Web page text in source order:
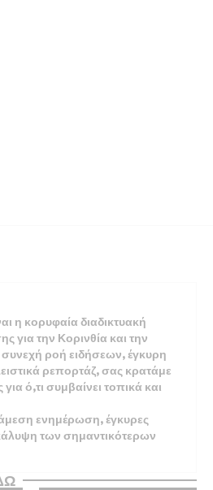
η κορυφαία διαδικτυακή
για την Κορινθία και την
ροή ειδήσεων, έγκυρη
ρεπορτάζ, σας κρατάμε
ό,τι συμβαίνει τοπικά και
ενημέρωση, έγκυρες
των σημαντικότερων